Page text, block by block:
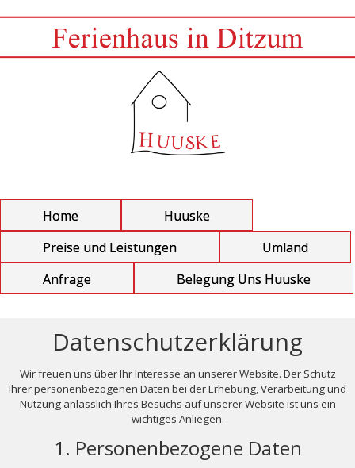
Home
Huuske
Preise und Leistungen
Umland
Anfrage
Belegung Uns Huuske
Datenschutzerklärung
Wir freuen uns über Ihr Interesse an unserer Website. Der Schutz
Ihrer personenbezogenen Daten bei der Erhebung, Verarbeitung und
Nutzung anlässlich Ihres Besuchs auf unserer Website ist uns ein
wichtiges Anliegen.
1. Personenbezogene Daten